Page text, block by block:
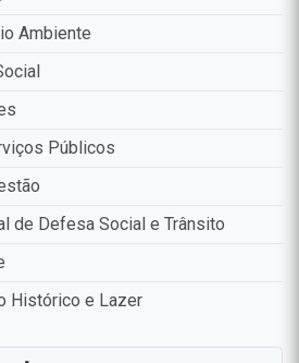
Ambiente
Públicos
de Defesa Social e Trânsito
Histórico e Lazer